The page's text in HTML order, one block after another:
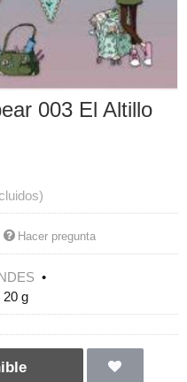
003 El Altillo
Hacer pregunta
•
20 g